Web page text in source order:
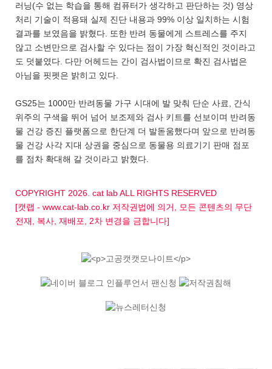
러닝(수 없는 학습을 통해 컴퓨터가 생각하고 판단하는 것) 영상
처리 기술이 적용돼 실제 진단 내용과 99% 이상 일치하는 시험
결과를 보였음을 밝혔다. 또한 반려 동물에게 스트레스를 주지
않고 소변만으로 검사할 수 있다는 점이 가장 혁신적인 것이라고
도 덧붙였다. 다만 어헤드는 간이 검사법이므로 확진 검사법은
아님을 핏펫은 밝히고 있다.
GS25는 1000만 반려동물 가구 시대에 발 맞춰 단순 사료, 간식
위주의 구색을 뛰어 넘어 보조제와 검사 키트를 선보이며 반려동
물 건강 증진 플랫폼으로 한단계 더 발돋움했다며 앞으로 반려동
물 건강 사각 지대 상권을 중심으로 동물용 의료기기 판매 점포
를 점차 확대해 갈 것이라고 밝혔다.
COPYRIGHT 2026. cat lab ALL RIGHTS RESERVED
[캣랩 - www.cat-lab.co.kr 저작권법에 의거, 모든 콘텐츠의 무단
전재, 복사, 재배포, 2차 변경을 금합니다]